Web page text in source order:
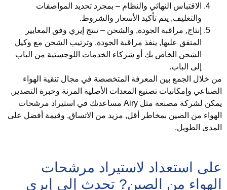
الاقتباس النهائي والنظام– بمجرد تحديد المواصفات
والتغليف, يتم تأكيد الأسعار والشروط.
إنتاج, مراقبة الجودة, والشحن– تنتج إيري وفق المعايير
المتفق عليها, ينفذ مراقبة الجودة, وترتيب الشحن مع وكيل
الشحن الخاص بك أو شركاء الخدمات اللوجستية من الباب
إلى الباب.
خلال الجمع بين المعرفة المتخصصة في مجال تنقية الهواء
وإمكانيات تصنيع المعدات الأصلية المرنة وخبرة التصدير,
يمكن لشركة مصنعة مثل Airy مساعدتك في استيراد مرشحات
من الصين بمخاطر أقل, مزيد من الاتساق, وقيمة أفضل على
الطويل.
استعداد لاستيراد مرشحات
من الصين? تحدث إلى إيري